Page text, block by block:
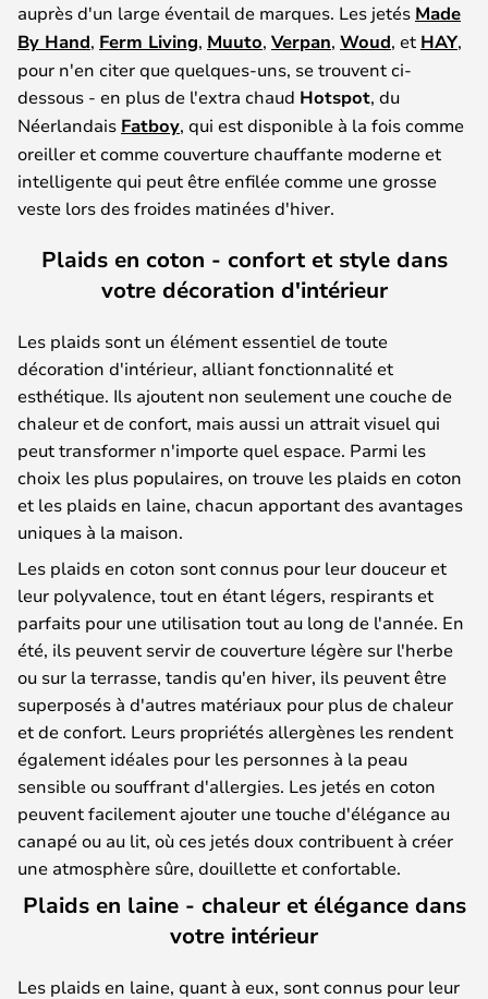
auprès d'un large éventail de marques. Les jetés Made
By Hand, Ferm Living, Muuto, Verpan, Woud, et HAY,
pour n'en citer que quelques-uns, se trouvent ci-
dessous - en plus de l'extra chaud Hotspot, du
Néerlandais Fatboy, qui est disponible à la fois comme
oreiller et comme couverture chauffante moderne et
intelligente qui peut être enfilée comme une grosse
veste lors des froides matinées d'hiver.
Plaids en coton - confort et style dans
votre décoration d'intérieur
Les plaids sont un élément essentiel de toute
décoration d'intérieur, alliant fonctionnalité et
esthétique. Ils ajoutent non seulement une couche de
chaleur et de confort, mais aussi un attrait visuel qui
peut transformer n'importe quel espace. Parmi les
choix les plus populaires, on trouve les plaids en coton
et les plaids en laine, chacun apportant des avantages
uniques à la maison.
Les plaids en coton sont connus pour leur douceur et
leur polyvalence, tout en étant légers, respirants et
parfaits pour une utilisation tout au long de l'année. En
été, ils peuvent servir de couverture légère sur l'herbe
ou sur la terrasse, tandis qu'en hiver, ils peuvent être
superposés à d'autres matériaux pour plus de chaleur
et de confort. Leurs propriétés allergènes les rendent
également idéales pour les personnes à la peau
sensible ou souffrant d'allergies. Les jetés en coton
peuvent facilement ajouter une touche d'élégance au
canapé ou au lit, où ces jetés doux contribuent à créer
une atmosphère sûre, douillette et confortable.
Plaids en laine - chaleur et élégance dans
votre intérieur
Les plaids en laine, quant à eux, sont connus pour leur